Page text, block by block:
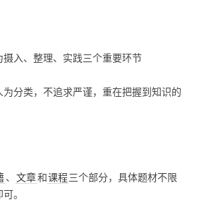
入、整理、实践三个重要环节
分类，不追求严谨，重在把握到知识的
、 文章和课程三个部分，具体题材不限
。